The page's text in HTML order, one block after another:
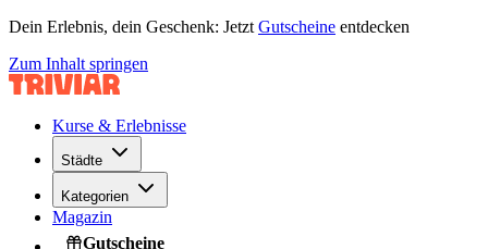
Dein Erlebnis, dein Geschenk: Jetzt Gutscheine entdecken
Zum Inhalt springen
Kurse & Erlebnisse
Städte
Kategorien
Magazin
Gutscheine